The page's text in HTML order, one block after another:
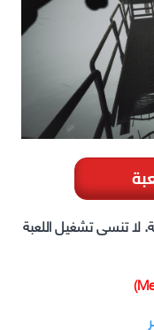
لا تنسى تشغيل اللعبة